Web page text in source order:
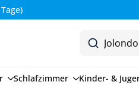
Schlafzimmer Kinder- &